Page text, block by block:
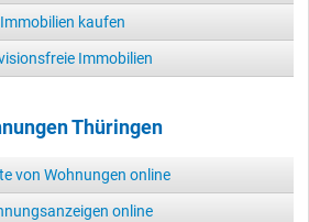
Immobilien kaufen
Immobilien
Thüringen
von Wohnungen online
online